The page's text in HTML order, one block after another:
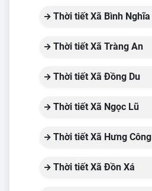
Thời tiết Xã Bình Nghĩa
Thời tiết Xã Tràng An
Thời tiết Xã Đồng Du
Thời tiết Xã Ngọc Lũ
Thời tiết Xã Hưng Công
Thời tiết Xã Đồn Xá